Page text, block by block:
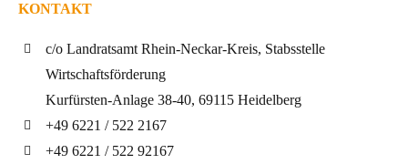
KONTAKT
c/o Landratsamt Rhein-Neckar-Kreis, Stabsstelle
Wirtschaftsförderung
Kurfürsten-Anlage 38-40, 69115 Heidelberg
+49 6221 / 522 2167
+49 6221 / 522 92167